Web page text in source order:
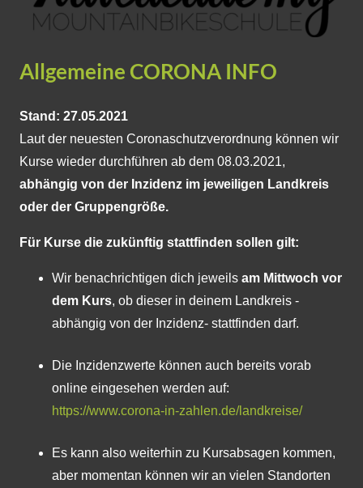
Allgemeine CORONA INFO
Stand: 27.05.2021
Laut der neuesten Coronaschutzverordnung können wir
Kurse wieder durchführen ab dem 08.03.2021,
abhängig von der Inzidenz im jeweiligen Landkreis
oder der Gruppengröße.
Für Kurse die zukünftig stattfinden sollen gilt:
Wir benachrichtigen dich jeweils am Mittwoch vor
dem Kurs, ob dieser in deinem Landkreis -
abhängig von der Inzidenz- stattfinden darf.
Die Inzidenzwerte können auch bereits vorab
online eingesehen werden auf:
https://www.corona-in-zahlen.de/landkreise/
Es kann also weiterhin zu Kursabsagen kommen,
aber momentan können wir an vielen Standorten